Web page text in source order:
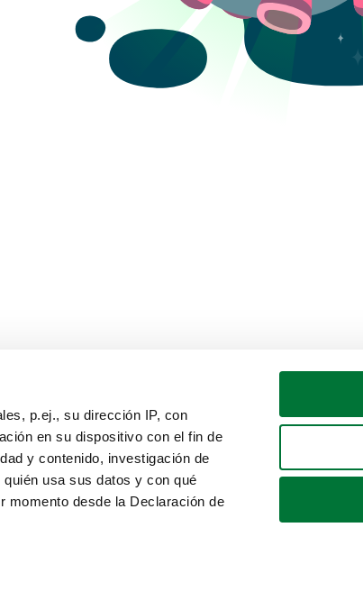
p.ej., su dirección IP, con
en su dispositivo con el fin de
y contenido, investigación de
usa sus datos y con qué
momento desde la Declaración de